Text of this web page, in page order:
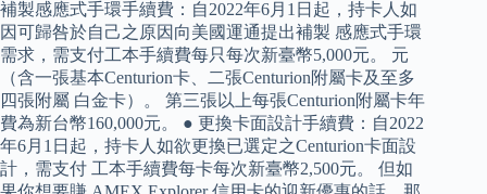
補製感應式手環手續費：自2022年6月1日起，持卡人如
因可歸咎於自己之原因向美國運通提出補製 感應式手環
需求，需支付工本手續費每只每次新臺幣5,000元。 元
（含一張基本Centurion卡、二張Centurion附屬卡及至多
四張附屬 白金卡）。 第三張以上每張Centurion附屬卡年
費為新台幣160,000元。 ● 更換卡面設計手續費：自2022
年6月1日起，持卡人如欲更換已選定之Centurion卡面設
計，需支付 工本手續費每卡每次新臺幣2,500元。 但如